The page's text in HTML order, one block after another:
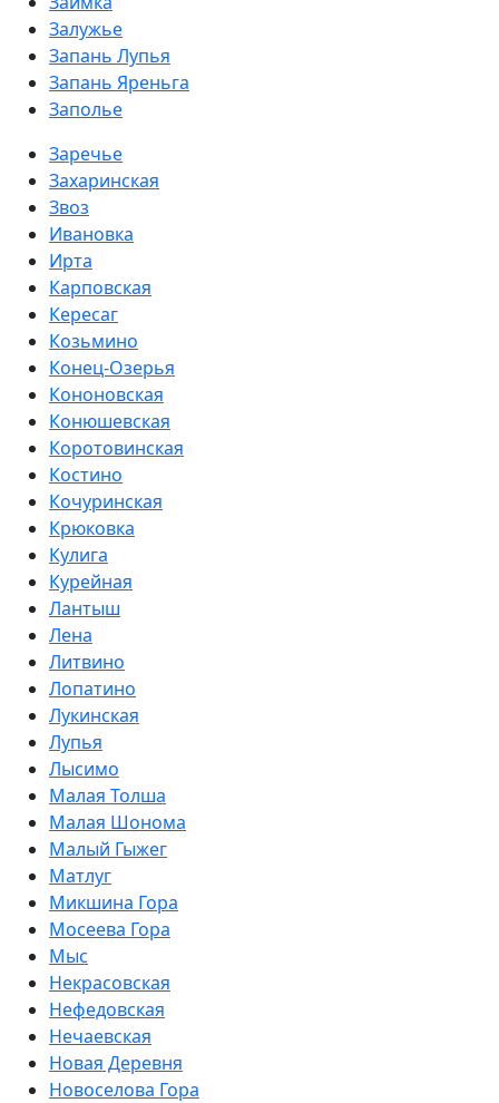
Залужье
Запань Лупья
Запань Яреньга
Заполье
Заречье
Захаринская
Звоз
Ивановка
Ирта
Карповская
Кересаг
Козьмино
Конец-Озерья
Кононовская
Конюшевская
Коротовинская
Костино
Кочуринская
Крюковка
Кулига
Курейная
Лантыш
Лена
Литвино
Лопатино
Лукинская
Лупья
Лысимо
Малая Толша
Малая Шонома
Малый Гыжег
Матлуг
Микшина Гора
Мосеева Гора
Мыс
Некрасовская
Нефедовская
Нечаевская
Новая Деревня
Новоселова Гора